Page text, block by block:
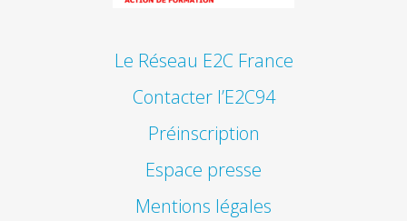
Le Réseau E2C France
Contacter l’E2C94
Préinscription
Espace presse
Mentions légales